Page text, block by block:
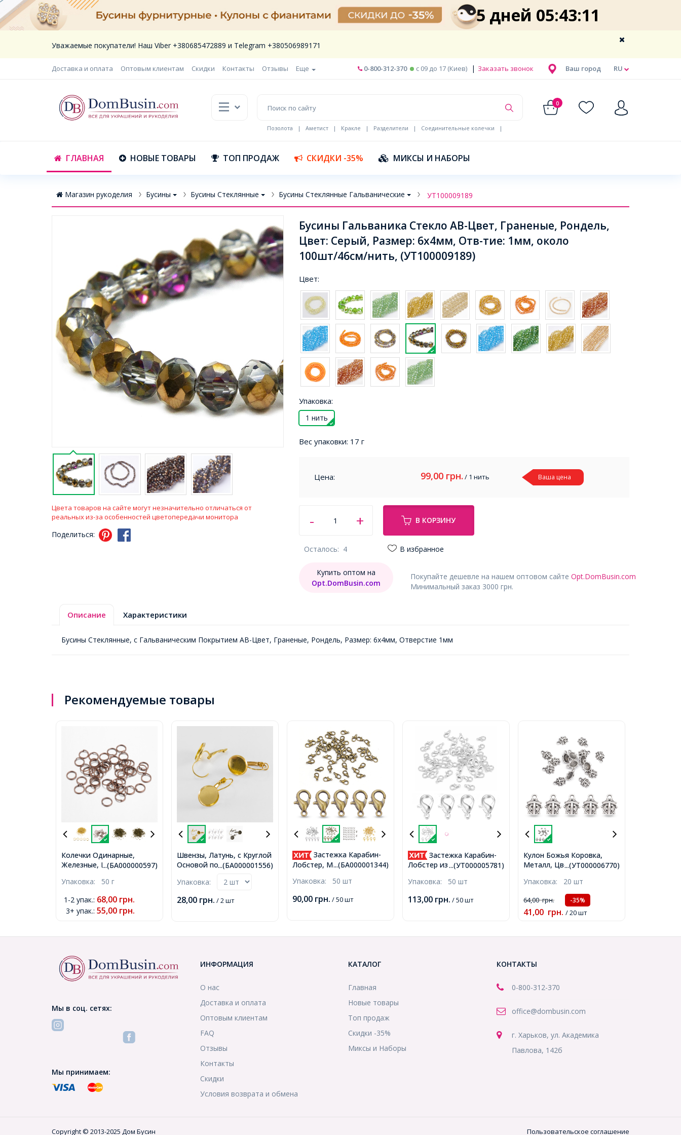
5 дней 05:43:11
Уважаемые покупатели! Наш Viber +380685472889 и Telegram +380506989171
Доставка и оплата Оптовым клиентам Скидки Контакты Отзывы Еще RU
Ваш город
0-800-312-370 c 09 до 17 (Киев) | Заказать звонок
0
Позолота | Аметист | Кракле | Разделители | Соединительные колечки
|
ГЛАВНАЯ НОВЫЕ ТОВАРЫ ТОП ПРОДАЖ СКИДКИ -35% МИКСЫ И НАБОРЫ
Магазин рукоделия Бусины Бусины Стеклянные Бусины Стеклянные Гальванические УТ100009189
Цвета товаров на сайте могут незначительно отличаться от
реальных из-за особенностей цветопередачи монитора
Поделиться:
Бусины Гальваника Стекло АВ-Цвет, Граненые, Рондель,
Цвет: Серый, Размер: 6х4мм, Отв-тие: 1мм, около
100шт/46см/нить, (УТ100009189)
Цвет:
Упаковка:
1 нить
Вес упаковки: 17 г
Цена: 99,00 грн. / 1 нить Ваша цена
В КОРЗИНУ
Осталось: 4 В избранное
Покупайте дешевле на нашем оптовом сайте Opt.DomBusin.com
Минимальный заказ 3000 грн.
Купить оптом на
Opt.DomBusin.com
Описание Характеристики
Бусины Стеклянные, с Гальваническим Покрытием АВ-Цвет, Граненые, Рондель, Размер: 6х4мм, Отверстие 1мм
Рекомендуемые товары
...(БА000000597)
Колечки Одинарные,
Железные, Цвет: Медь,
Внутренний Диаметр
(БА000000597)
Упаковка: 50 г
1-2 упак.: 68,00 грн.
3+ упак.: 55,00 грн.
...(БА000001556)
Швензы, Латунь, c Круглой
Основой под Кабошон,
25х14мм, Внутренний
(БА000001556)
Упаковка:
28,00 грн. / 2 шт
...(БА000001344)
Застежка Карабин-
Лобстер, Металл, Цвет:
Отверстие 1мм,
Упаковка: 50 шт
90,00 грн. / 50 шт
...(УТ000005781)
Застежка Карабин-
Лобстер из Сплава,
Отверстие 1мм,
Упаковка: 50 шт
113,00 грн. / 50 шт
...(УТ000006770)
Кулон Божья Коровка,
Металл, Цвет: Античное
11х9х4мм, Отверстие 2мм,
(УТ000006770)
Упаковка: 20 шт
64,00грн. -35%
41,00 грн. / 20 шт
Мы в соц. сетях:
Мы принимаем:
ИНФОРМАЦИЯ
О нас
Доставка и оплата
Оптовым клиентам
FAQ
Отзывы
Контакты
Скидки
Условия возврата и обмена
КАТАЛОГ
Главная
Новые товары
Топ продаж
Скидки -35%
Миксы и Наборы
КОНТАКТЫ
0-800-312-370
office@dombusin.com
г. Харьков, ул. Академика
Павлова, 142б
Copyright © 2013-2025 Дом Бусин Пользовательское соглашение